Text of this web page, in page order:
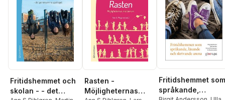
Svedberg,Marie
Wrethander,Helene
Ärlestig
Fritidshemmet och
skolan - - det
Rasten -
Möjligheternas
Fritidshemmet som
språkande,